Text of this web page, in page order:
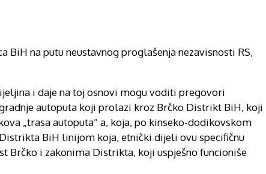
BiH na putu neustavnog proglašenja nezavisnosti RS,
i daje na toj osnovi mogu voditi pregovori
autoputa koji prolazi kroz Brčko Distrikt BiH, koji
„trasa autoputa“ a, koja, po kinseko-dodikovskom
BiH linijom koja, etnički dijeli ovu specifičnu
Brčko i zakonima Distrikta, koji uspješno funcioniše